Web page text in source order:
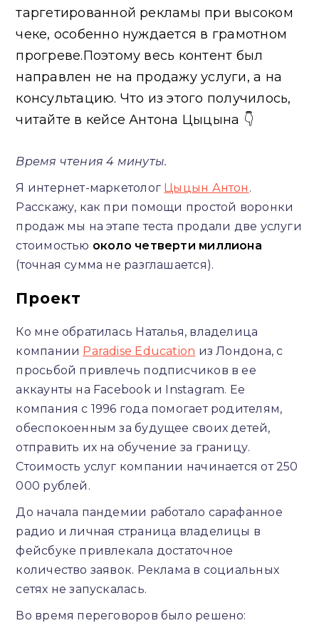
таргетированной рекламы при высоком
чеке, особенно нуждается в грамотном
прогреве.Поэтому весь контент был
направлен не на продажу услуги, а на
консультацию. Что из этого получилось,
читайте в кейсе Антона Цыцына 👇
Время чтения 4 минуты.
Я интернет-маркетолог Цыцын Антон .
Расскажу, как при помощи простой воронки
продаж мы на этапе теста продали две услуги
стоимостью около четверти миллиона
(точная сумма не разглашается).
Проект
Ко мне обратилась Наталья, владелица
компании Paradise Education из Лондона, с
просьбой привлечь подписчиков в ее
аккаунты на Facebook и Instagram. Ее
компания c 1996 года помогает родителям,
обеспокоенным за будущее своих детей,
отправить их на обучение за границу.
Стоимость услуг компании начинается от 250
000 рублей.
До начала пандемии работало сарафанное
радио и личная страница владелицы в
фейсбуке привлекала достаточное
количество заявок. Реклама в социальных
сетях не запускалась.
Во время переговоров было решено: